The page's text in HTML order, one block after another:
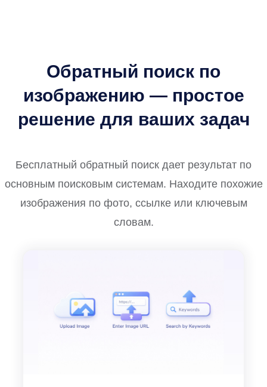
Обратный поиск по
изображению — простое
решение для ваших задач
Бесплатный обратный поиск дает результат по
основным поисковым системам. Находите похожие
изображения по фото, ссылке или ключевым
словам.